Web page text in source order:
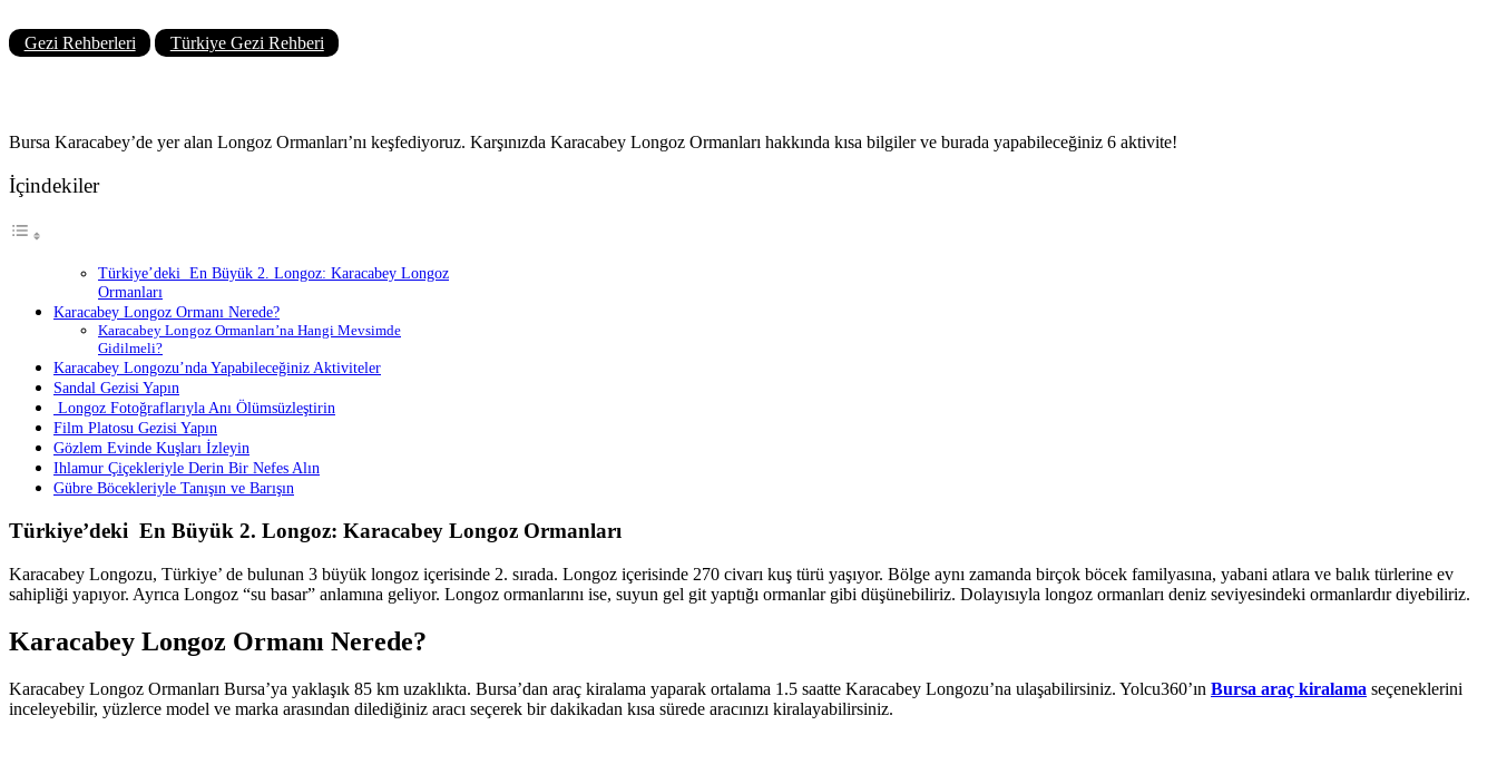
Gezi Rehberleri Türkiye Gezi Rehberi
Bursa Karacabey’de yer alan Longoz Ormanları’nı keşfediyoruz. Karşınızda Karacabey Longoz Ormanları hakkında kısa bilgiler ve burada yapabileceğiniz 6 aktivite!
İçindekiler
Türkiye’deki En Büyük 2. Longoz: Karacabey Longoz
Ormanları
Karacabey Longoz Ormanı Nerede?
Karacabey Longoz Ormanları’na Hangi Mevsimde
Gidilmeli?
Karacabey Longozu’nda Yapabileceğiniz Aktiviteler
Sandal Gezisi Yapın
Longoz Fotoğraflarıyla Anı Ölümsüzleştirin
Film Platosu Gezisi Yapın
Gözlem Evinde Kuşları İzleyin
Ihlamur Çiçekleriyle Derin Bir Nefes Alın
Gübre Böcekleriyle Tanışın ve Barışın
Türkiye’deki En Büyük 2. Longoz: Karacabey Longoz Ormanları
Karacabey Longozu, Türkiye’ de bulunan 3 büyük longoz içerisinde 2. sırada. Longoz içerisinde 270 civarı kuş türü yaşıyor. Bölge aynı zamanda birçok böcek familyasına, yabani atlara ve balık türlerine ev
sahipliği yapıyor. Ayrıca Longoz “su basar” anlamına geliyor. Longoz ormanlarını ise, suyun gel git yaptığı ormanlar gibi düşünebiliriz. Dolayısıyla longoz ormanları deniz seviyesindeki ormanlardır diyebiliriz.
Karacabey Longoz Ormanı Nerede?
Karacabey Longoz Ormanları Bursa’ya yaklaşık 85 km uzaklıkta. Bursa’dan araç kiralama yaparak ortalama 1.5 saatte Karacabey Longozu’na ulaşabilirsiniz. Yolcu360’ın Bursa araç kiralama seçeneklerini
inceleyebilir, yüzlerce model ve marka arasından dilediğiniz aracı seçerek bir dakikadan kısa sürede aracınızı kiralayabilirsiniz.